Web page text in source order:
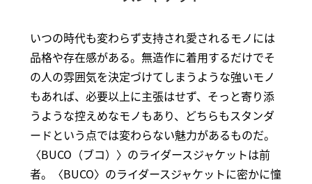
いつの時代も変わらず支持され愛されるモノには
品格や存在感がある。無造作に着用するだけでそ
の人の雰囲気を決定づけてしまうような強いモノ
もあれば、必要以上に主張はせず、そっと寄り添
うような控えめなモノもあり、どちらもスタンダ
ードという点では変わらない魅力があるものだ。
〈BUCO（ブコ）〉のライダースジャケットは前
者。〈BUCO〉のライダースジャケットに密かに憧